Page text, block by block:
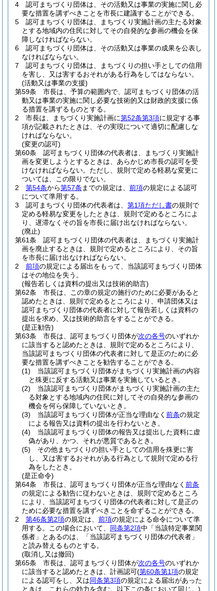
4
認可まちづくり団体は、その活動又は事業の実施に関し必
要な措置を講ずべきことを市長に建議することができる。
5
認可まちづくり団体は、まちづくり実施計画の主たる対象
とする地域内の住民に対してその自発的な参画の機会を保
障しなければならない。
6
認可まちづくり団体は、その活動又は事業の成果を公表し
なければならない。
7
認可まちづくり団体は、まちづくりの担い手としての信用
を害し、又は害するおそれがある行為をしてはならない。
(活動又は事業の支援)
第59条
市長は、予算の範囲内で、認可まちづくり団体の活
動又は事業の実施に関し必要な技術的又は財政的支援に係
る措置を講ずるものとする。
2
市長は、まちづくり実施計画に第52条第3項に規定する事
項が記載されたときは、その実現について適切に配慮しな
ければならない。
(変更の認可)
第60条
認可まちづくり団体の代表者は、まちづくり実施計
画を変更しようとするときは、あらかじめ市長の認可を受
けなければならない。 ただし、規則で定める軽易な変更に
ついては、この限りでない。
2
第54条から第57条 までの規定は、 前項の規定による認可
について準用する。
3
認可まちづくり団体の代表者は、 第1項ただし書の規則で
定める軽易な変更をしたときは、規則で定めるところによ
り、遅滞なくその旨を市長に届け出なければならない。
(廃止)
第61条
認可まちづくり団体の代表者は、まちづくり実施計
画を廃止するときは、規則で定めるところにより、その旨
を市長に届け出なければならない。
2
前項の規定による届出をもって、当該認可まちづくり団体
はその地位を失う。
(報告若しくは資料の提出又は技術的助言)
第62条
市長は、この章の規定の施行のために必要があると
認めたときは、規則で定めるところにより、申請団体又は
認可まちづくり団体の代表者に対して報告若しくは資料の
提出を求め、又は技術的助言をすることができる。
(是正勧告)
第63条
市長は、認可まちづくり団体が次の各号のいずれか
に該当すると認めたときは、規則で定めるところにより、
当該認可まちづくり団体の代表者に対して是正のために必
要な措置を講ずべきことを勧告することができる。
(1)
当該認可まちづくり団体がまちづくり実施計画の内容
と殊更に反する活動又は事業を実施しているとき。
(2)
当該認可まちづくり団体がまちづくり実施計画の主た
る対象とする地域内の住民に対してその自発的な参画の
機会を何ら保障していないとき。
(3)
当該認可まちづくり団体が正当な理由なく 前条の規定
による報告又は資料の提出を行わないとき。
(4)
当該認可まちづくり団体の報告又は提出した資料に虚
偽があり、かつ、それが悪質であるとき。
(5)
その他まちづくりの担い手としての信用を殊更に害
し、又は害するおそれがある行為として規則で定める行
為をしたとき。
(是正命令)
第64条
市長は、認可まちづくり団体が正当な理由なく 前条
の規定による勧告に従わないときは、規則で定めるところ
により、当該認可まちづくり団体の代表者に対して是正の
ために必要な措置を講ずべきことを命ずることができる。
2
第46条第2項の規定は、 前項の規定による命令について準
用する。
この場合において、 同条第2項中「当該特定事業関
係者」とあるのは、「当該認可まちづくり団体の代表者」
と読み替えるものとする。
(取消し又は撤回)
第65条
市長は、認可まちづくり団体が次の各号のいずれか
に該当すると認めたときは、計画認可(第60条第1項の規定
による認可をし、又は同条第3項の規定による届出があった
ときは、これらの効力を含む。以下この条において同じ。)